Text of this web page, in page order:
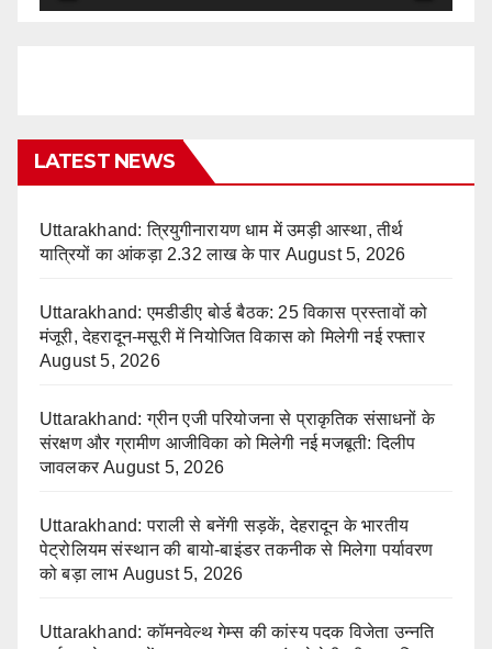
LATEST NEWS
Uttarakhand: त्रियुगीनारायण धाम में उमड़ी आस्था, तीर्थ
यात्रियों का आंकड़ा 2.32 लाख के पार August 5, 2026
Uttarakhand: एमडीडीए बोर्ड बैठक: 25 विकास प्रस्तावों को
मंजूरी, देहरादून-मसूरी में नियोजित विकास को मिलेगी नई रफ्तार
August 5, 2026
Uttarakhand: ग्रीन एजी परियोजना से प्राकृतिक संसाधनों के
संरक्षण और ग्रामीण आजीविका को मिलेगी नई मजबूती: दिलीप
जावलकर August 5, 2026
Uttarakhand: पराली से बनेंगी सड़कें, देहरादून के भारतीय
पेट्रोलियम संस्थान की बायो-बाइंडर तकनीक से मिलेगा पर्यावरण
को बड़ा लाभ August 5, 2026
Uttarakhand: कॉमनवेल्थ गेम्स की कांस्य पदक विजेता उन्नति